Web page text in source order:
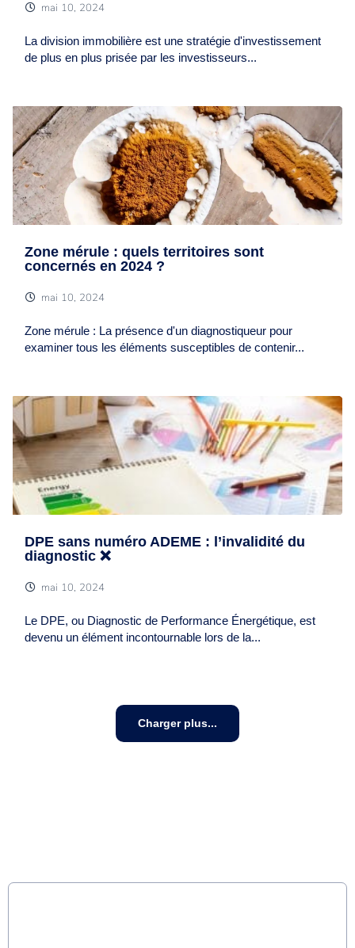
mai 10, 2024
La division immobilière est une stratégie d'investissement
de plus en plus prisée par les investisseurs...
Zone mérule : quels territoires sont
concernés en 2024 ?
mai 10, 2024
Zone mérule : La présence d'un diagnostiqueur pour
examiner tous les éléments susceptibles de contenir...
DPE sans numéro ADEME : l’invalidité du
diagnostic ❌
mai 10, 2024
Le DPE, ou Diagnostic de Performance Énergétique, est
devenu un élément incontournable lors de la...
Charger plus...